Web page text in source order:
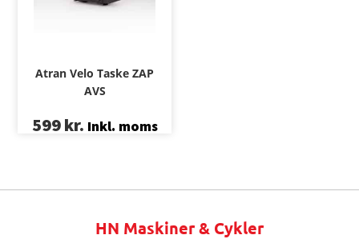
Atran Velo Taske ZAP
AVS
599kr. Inkl. moms
HN Maskiner & Cykler